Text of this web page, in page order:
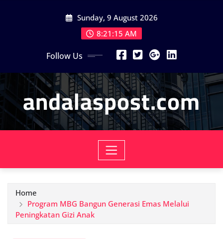
Sunday, 9 August 2026
8:21:17 AM
Follow Us
andalaspost.com
Home
Program MBG Bangun Generasi Emas Melalui
Peningkatan Gizi Anak